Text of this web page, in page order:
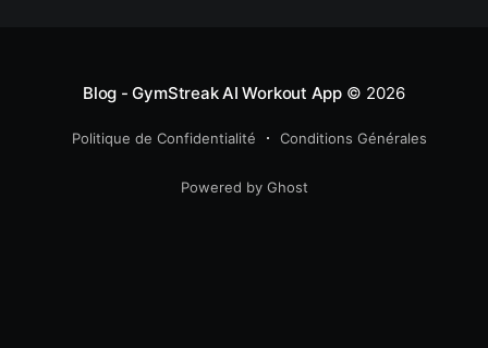
Blog - GymStreak AI Workout App © 2026
Politique de Confidentialité Conditions Générales
Powered by Ghost